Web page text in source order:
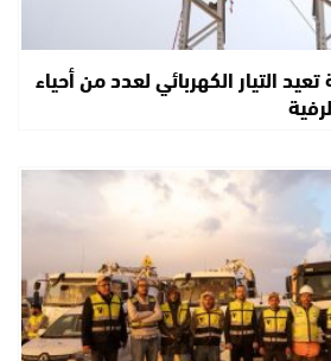
التيار الكهربائي لعدد من أحياء